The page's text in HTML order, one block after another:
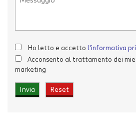
Ho letto e accetto l'informativa
Acconsento al trattamento dei
marketing